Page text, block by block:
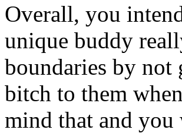
Overall, you
unique buddy
boundaries by not
bitch to them
mind that and